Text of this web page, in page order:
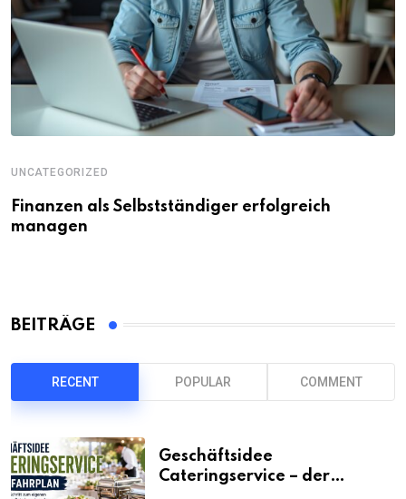
UNCATEGORIZED
Finanzen als Selbstständiger erfolgreich
managen
BEITRÄGE
RECENT POPULAR COMMENT
Geschäftsidee
Cateringservice – der